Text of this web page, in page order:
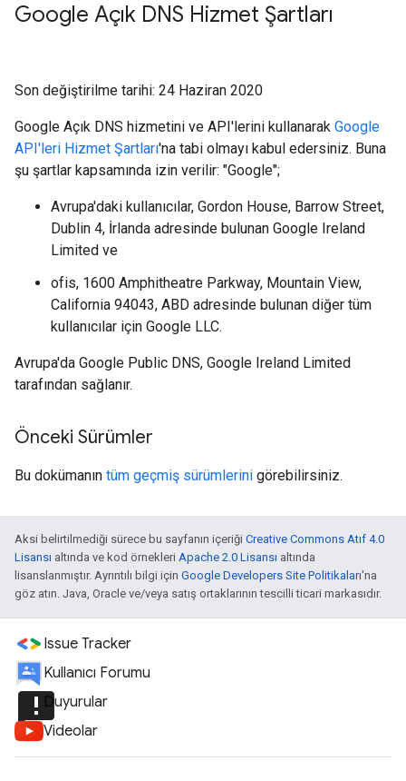
Google Açık DNS Hizmet Şartları
Son değiştirilme tarihi: 24 Haziran 2020
Google Açık DNS hizmetini ve API'lerini kullanarak Google
API'leri Hizmet Şartları'na tabi olmayı kabul edersiniz. Buna
şu şartlar kapsamında izin verilir: "Google";
Avrupa'daki kullanıcılar, Gordon House, Barrow Street,
Dublin 4, İrlanda adresinde bulunan Google Ireland
Limited ve
ofis, 1600 Amphitheatre Parkway, Mountain View,
California 94043, ABD adresinde bulunan diğer tüm
kullanıcılar için Google LLC.
Avrupa'da Google Public DNS, Google Ireland Limited
tarafından sağlanır.
Önceki Sürümler
Bu dokümanın tüm geçmiş sürümlerini görebilirsiniz.
Aksi belirtilmediği sürece bu sayfanın içeriği Creative Commons Atıf 4.0
Lisansı altında ve kod örnekleri Apache 2.0 Lisansı altında
lisanslanmıştır. Ayrıntılı bilgi için Google Developers Site Politikaları'na
göz atın. Java, Oracle ve/veya satış ortaklarının tescilli ticari markasıdır.
Issue Tracker
Kullanıcı Forumu
announcementDuyurular
Videolar